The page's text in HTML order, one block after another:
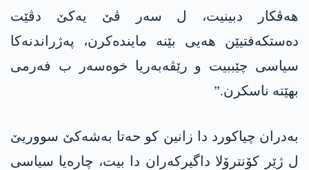
ھەڤکار دبینیت، ل سەر ڤێ یەکێ دڤێت
دەستکەفتیێن ھەیی بێنە مایندەکرن، پەژراندنەکا
سیاسی چێببیت و رێڤەبەریا خوەسەر ب فەرمی
بهێتە ناسکرن.”
بەدران چیاکورد دا زانین کو حەتا بەشەکێ سووریێ
ل ژێر کۆنترۆلا داگیرکەران دا بیت، چارەیا سیاسی